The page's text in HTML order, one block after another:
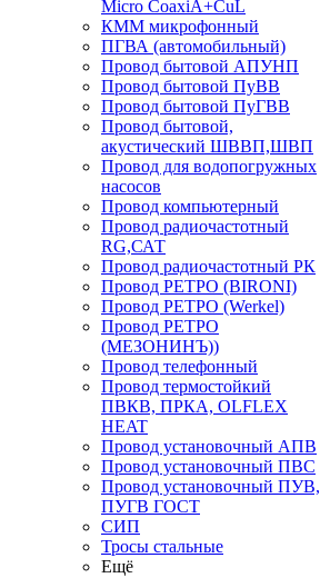
Micro CoaxiA+CuL
КММ микрофонный
ПГВА (автомобильный)
Провод бытовой АПУНП
Провод бытовой ПуВВ
Провод бытовой ПуГВВ
Провод бытовой,
акустический ШВВП,ШВП
Провод для водопогружных
насосов
Провод компьютерный
Провод радиочастотный
RG,САТ
Провод радиочастотный РК
Провод РЕТРО (BIRONI)
Провод РЕТРО (Werkel)
Провод РЕТРО
(МЕЗОНИНЪ))
Провод телефонный
Провод термостойкий
ПВКВ, ПРКА, OLFLEX
HEAT
Провод установочный АПВ
Провод установочный ПВС
Провод установочный ПУВ,
ПУГВ ГОСТ
СИП
Тросы стальные
Ещё